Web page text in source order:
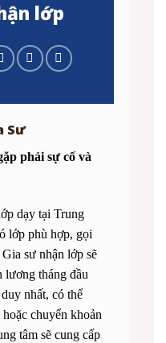
lớp
Sư
phải sự cố và
dạy tại Trung
lớp phù hợp, gọi
sư nhận lớp sẽ
lương tháng đầu
nhất, có thể
chuyển khoản
tâm sẽ cung cấp